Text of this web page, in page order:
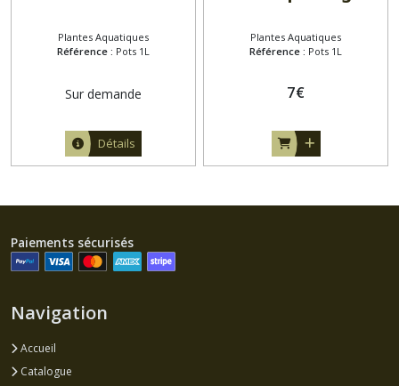
Plantes Aquatiques
Référence : Pots 1L
Sur demande
Détails
Plantes Aquatiques
Référence : Pots 1L
7€
Paiements sécurisés
Navigation
Accueil
Catalogue